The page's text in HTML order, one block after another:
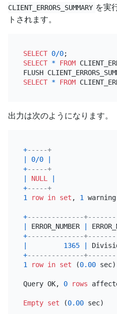
CLIENT_ERRORS_SUMMARY を実
トされます。
SELECT 0/0
SELECT * FROM
SELECT * FROM
出力は次のようになります。
+-----+
0/0
+-----+
NULL
+-----+
1
row in set , 1
+--------------
ERROR_NUMBER
+--------------
1365
+--------------
1
row in set (0.00 sec)
Query OK, 0 rows
Empty set (0.00